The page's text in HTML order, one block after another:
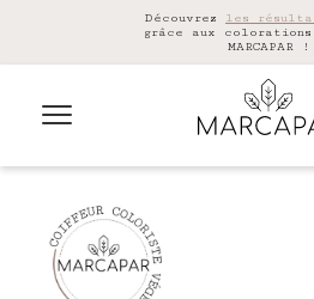
Découvrez les
grâce aux
MARCAPAR !